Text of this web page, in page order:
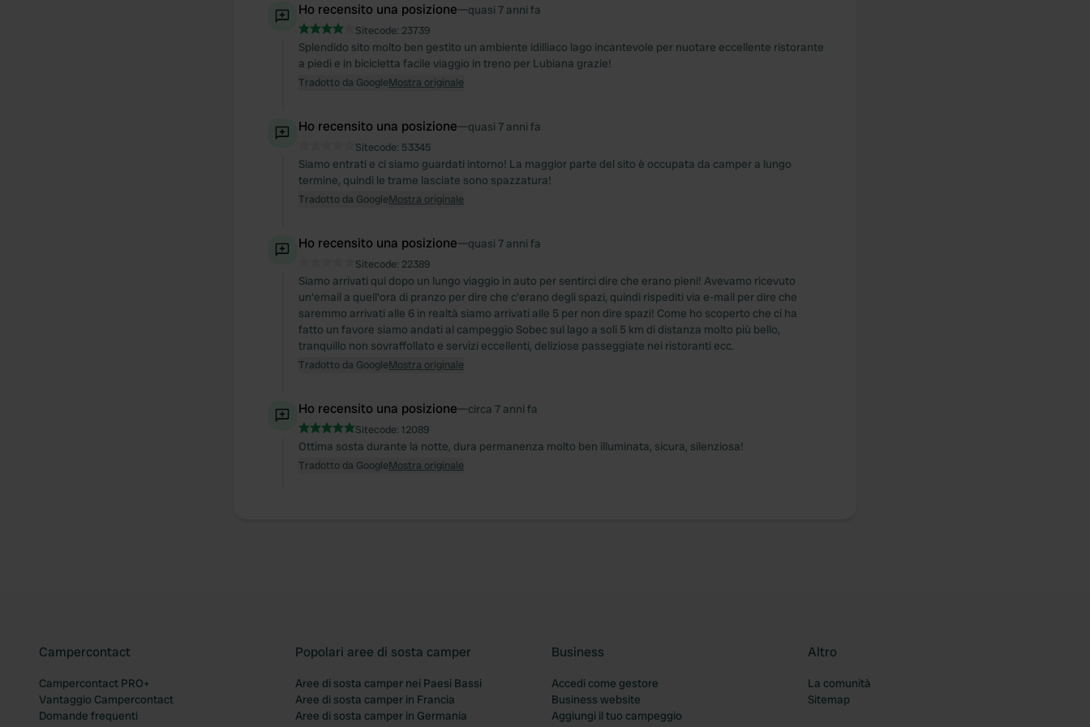
Ho recensito una posizione—quasi 7 anni fa
Sitecode: 23739
Splendido sito molto ben gestito un ambiente idilliaco lago incantevole per nuotare eccellente ristorante
a piedi e in bicicletta facile viaggio in treno per Lubiana grazie!
Tradotto da GoogleMostra originale
Ho recensito una posizione—quasi 7 anni fa
Sitecode: 53345
Siamo entrati e ci siamo guardati intorno! La maggior parte del sito è occupata da camper a lungo
termine, quindi le trame lasciate sono spazzatura!
Tradotto da GoogleMostra originale
Ho recensito una posizione—quasi 7 anni fa
Sitecode: 22389
Siamo arrivati qui dopo un lungo viaggio in auto per sentirci dire che erano pieni! Avevamo ricevuto
un'email a quell'ora di pranzo per dire che c'erano degli spazi, quindi rispediti via e-mail per dire che
saremmo arrivati alle 6 in realtà siamo arrivati alle 5 per non dire spazi! Come ho scoperto che ci ha
fatto un favore siamo andati al campeggio Sobec sul lago a soli 5 km di distanza molto più bello,
tranquillo non sovraffollato e servizi eccellenti, deliziose passeggiate nei ristoranti ecc.
Tradotto da GoogleMostra originale
Ho recensito una posizione—circa 7 anni fa
Sitecode: 12089
Ottima sosta durante la notte, dura permanenza molto ben illuminata, sicura, silenziosa!
Tradotto da GoogleMostra originale
Campercontact
Campercontact PRO+
Vantaggio Campercontact
Domande frequenti
Popolari aree di sosta camper
Aree di sosta camper nei Paesi Bassi
Aree di sosta camper in Francia
Aree di sosta camper in Germania
Business
Accedi come gestore
Business website
Aggiungi il tuo campeggio
Altro
La comunità
Sitemap